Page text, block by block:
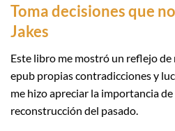
Toma decisiones que
Jakes
Este libro me mostró un reflejo de
epub propias contradicciones y
me hizo apreciar la importancia
reconstrucción del pasado.